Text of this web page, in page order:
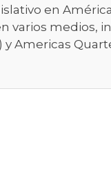
en
varios medios,
y Americas